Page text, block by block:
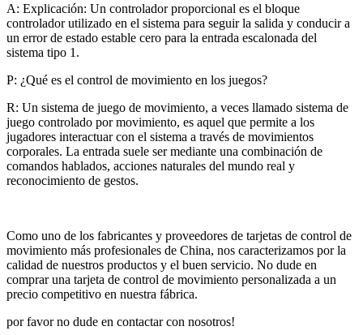
A: Explicación: Un controlador proporcional es el bloque
controlador utilizado en el sistema para seguir la salida y conducir a
un error de estado estable cero para la entrada escalonada del
sistema tipo 1.
P: ¿Qué es el control de movimiento en los juegos?
R: Un sistema de juego de movimiento, a veces llamado sistema de
juego controlado por movimiento, es aquel que permite a los
jugadores interactuar con el sistema a través de movimientos
corporales. La entrada suele ser mediante una combinación de
comandos hablados, acciones naturales del mundo real y
reconocimiento de gestos.
Como uno de los fabricantes y proveedores de tarjetas de control de
movimiento más profesionales de China, nos caracterizamos por la
calidad de nuestros productos y el buen servicio. No dude en
comprar una tarjeta de control de movimiento personalizada a un
precio competitivo en nuestra fábrica.
por favor no dude en contactar con nosotros!